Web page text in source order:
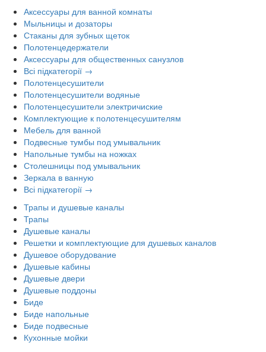
Аксессуары для ванной комнаты
Мыльницы и дозаторы
Стаканы для зубных щеток
Полотенцедержатели
Аксессуары для общественных санузлов
Всі підкатегорії →
Полотенцесушители
Полотенцесушители водяные
Полотенцесушители электричиские
Комплектующие к полотенцесушителям
Мебель для ванной
Подвесные тумбы под умывальник
Напольные тумбы на ножках
Столешницы под умывальник
Зеркала в ванную
Всі підкатегорії →
Трапы и душевые каналы
Трапы
Душевые каналы
Решетки и комплектующие для душевых каналов
Душевое оборудование
Душевые кабины
Душевые двери
Душевые поддоны
Биде
Биде напольные
Биде подвесные
Кухонные мойки